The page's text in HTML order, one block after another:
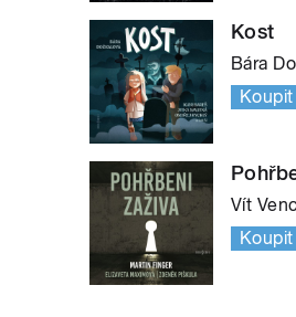
Kost
Bára
Koupit
Vít
Koupit